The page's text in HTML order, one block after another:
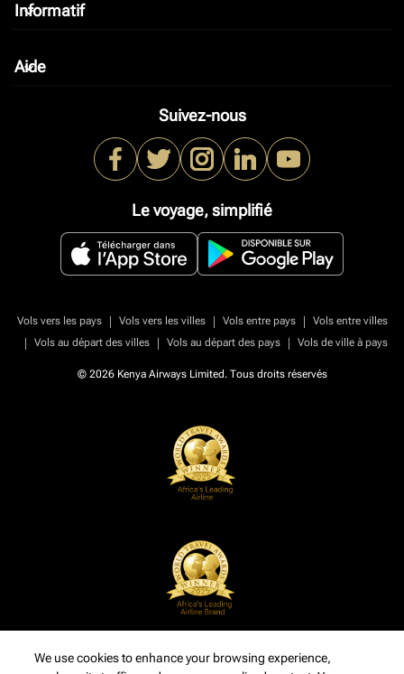
Informatif
keyboard_arrow_down
Aide
keyboard_arrow_down
Suivez-nous
Le voyage, simplifié
Vols vers les pays | Vols vers les villes | Vols entre pays |
Vols entre villes
|
Vols au départ des villes | Vols au départ des pays | Vols de ville à pays
© 2026 Kenya Airways Limited. Tous droits réservés
We use cookies to enhance your browsing experience,